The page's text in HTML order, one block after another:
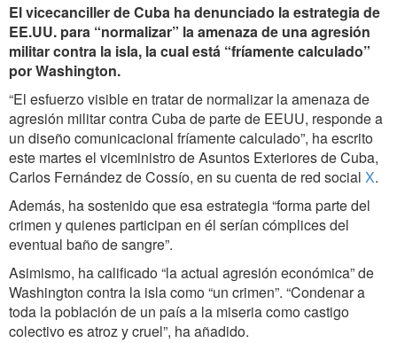
El vicecanciller de Cuba ha denunciado la estrategia de
EE.UU. para “normalizar” la amenaza de una agresión
militar contra la isla, la cual está “fríamente calculado”
por Washington.
“El esfuerzo visible en tratar de normalizar la amenaza de
agresión militar contra Cuba de parte de EEUU, responde a
un diseño comunicacional fríamente calculado”, ha escrito
este martes el viceministro de Asuntos Exteriores de Cuba,
Carlos Fernández de Cossío, en su cuenta de red social X.
Además, ha sostenido que esa estrategia “forma parte del
crimen y quienes participan en él serían cómplices del
eventual baño de sangre”.
Asimismo, ha calificado “la actual agresión económica” de
Washington contra la isla como “un crimen”. “Condenar a
toda la población de un país a la miseria como castigo
colectivo es atroz y cruel”, ha añadido.